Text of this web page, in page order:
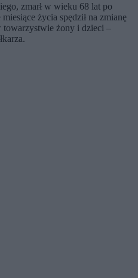
zmarł w wieku 68 lat po
życia spędził na zmianę
żony i dzieci –